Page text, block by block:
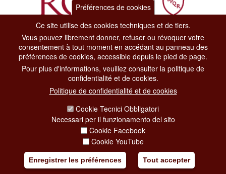
Dipartimento Grandi Eventi, Sport, Turismo e Moda.
Via di San Basilio, 51
00187 Roma
CONTACT CENTER TEL. 06 06 08
CONTATTA LA REDAZIONE
SOCIAL MEDIA POLICY
Préférences de cookies
Ce site utilise des cookies techniques et de tiers.
Vous pouvez librement donner, refuser ou révoquer votre
consentement à tout moment en accédant au panneau des
préférences de cookies, accessible depuis le pied de page.
Pour plus d'informations, veuillez consulter la politique de
confidentialité et de cookies.
Politique de confidentialité et de cookies
Cookie Tecnici Obbligatori
Necessari per il funzionamento del sito
Cookie Facebook
Cookie YouTube
Enregistrer les préférences Tout accepter